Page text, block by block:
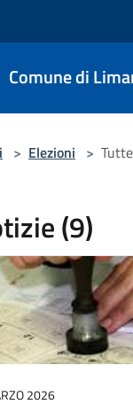
Comune di
> Elezioni >
(9)
2026